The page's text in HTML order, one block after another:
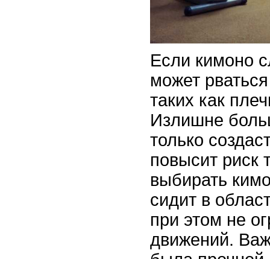
Если кимоно
может
таких как
Излишне
только
повысит риск
выбирать
сидит в
при этом не
движений.